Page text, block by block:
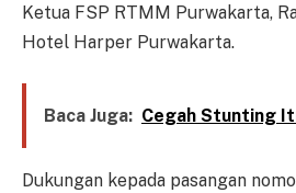
Ketua FSP RTMM Purwakarta,
Hotel Harper Purwakarta.
Baca Juga: Cegah Stunting
Dukungan kepada pasangan